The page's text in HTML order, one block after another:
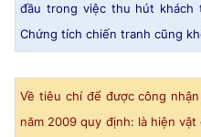
đầu trong việc thu hút khách
Chứng tích chiến tranh cũng
Về tiêu chí để được công nhận
năm 2009 quy định: là hiện